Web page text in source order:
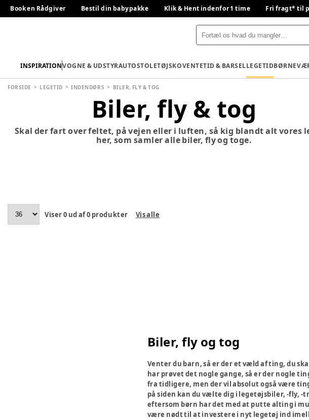
Book en Rådgiver Bestil din babypakke Klik & Hent indenfor 1 time Fri fragt* til
INSPIRATIONVOGNE & UDSTYRAUTOSTOLETØJSKOVENTETID & BARSELLEGETID
FORSIDE LEGETID INDENDØRS BILER, FLY & TOG
Biler, fly & tog
Skal der fart over feltet, på vejen eller i luften, så kig blandt alt vores
her, som samler alle biler, fly og toge.
Viser0 ud af0 produkter Vis alle
Biler, fly og tog
Venter du barn, så er der et væld af ting, du
har prøvet det nogle gange, så er der nogle
fra tidligere, men der vil absolut også være
på siden kan du vælte dig i legetøjsbiler, -fly,
eftersom børn har det med at putte alting i
være nødt til at investere i nyt legetøj ind